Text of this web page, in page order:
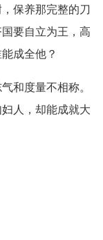
保养那完整的刀
要自立为王，高
成全他？
和度量不相称。
人，却能成就大